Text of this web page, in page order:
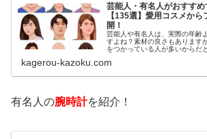
芸能人・有名人がおすす
【135選】愛用コスメか
開！
芸能人や有名人は、実際の年齢
すよね？素材の良さもあります
をつかっている人が多いからだ
いるのでしょうか？今回は、芸
kagerou-kazoku.com
有名人の腕時計を紹介！